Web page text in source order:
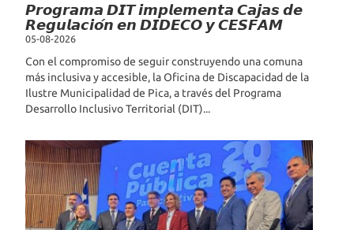
𝙋𝙧𝙤𝙜𝙧𝙖𝙢𝙖 𝘿𝙄𝙏 𝙞𝙢𝙥𝙡𝙚𝙢𝙚𝙣𝙩𝙖 𝘾𝙖𝙟𝙖𝙨 𝙙𝙚
𝙍𝙚𝙜𝙪𝙡𝙖𝙘𝙞𝙤́𝙣 𝙚𝙣 𝘿𝙄𝘿𝙀𝘾𝙊 𝙮 𝘾𝙀𝙎𝙁𝘼𝙈
05-08-2026
Con el compromiso de seguir construyendo una comuna
más inclusiva y accesible, la Oficina de Discapacidad de la
Ilustre Municipalidad de Pica, a través del Programa
Desarrollo Inclusivo Territorial (DIT)...